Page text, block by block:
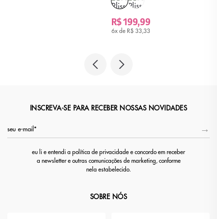
R$ 199,99
6x de R$ 33,33
INSCREVA-SE PARA RECEBER NOSSAS NOVIDADES
eu li e entendi a política de privacidade e concordo em receber
a newsletter e outras comunicações de marketing, conforme
nela estabelecido.
SOBRE NÓS